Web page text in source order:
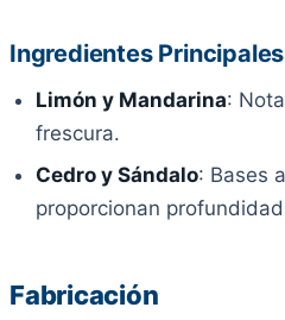
Ingredientes Principales
Limón y Mandarina:
frescura.
Cedro y Sándalo: Bases
proporcionan
Fabricación